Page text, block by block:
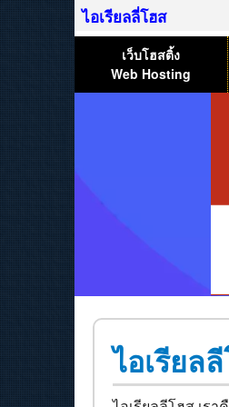
ไอเรียลลี่โฮส
เว็บโฮสติ้ง
Web Hosting
ไอเรียล